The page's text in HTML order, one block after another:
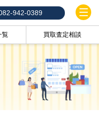
942-0389
覧 買取査定相談